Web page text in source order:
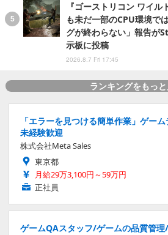
『ゴーストリコン ワイ
も未だ一部のCPU環境で
グが終わらない」報告が
示板に投稿
2026.8.7 Fri 17:45
ランキングをもっ
「エラーを見つける簡単作業」ゲー
未経験歓迎
株式会社Meta Sales
東京都
月給29万3,100円～59万円
正社員
ゲームQAスタッフ/ゲームの品質管